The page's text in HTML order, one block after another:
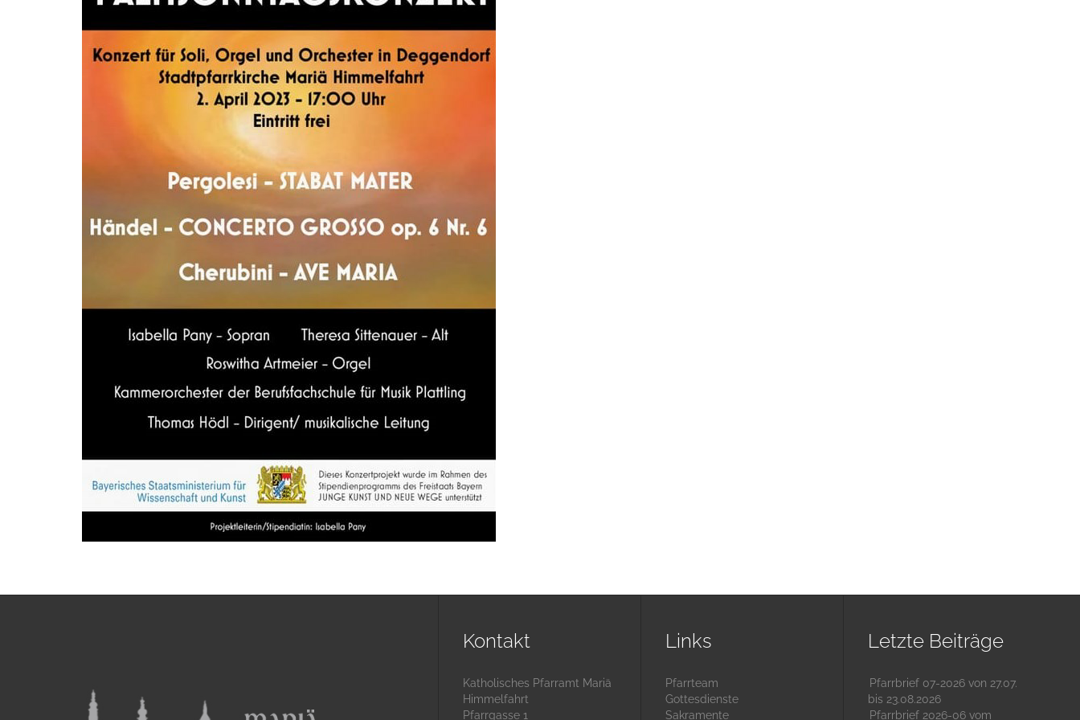
Kontakt
Katholisches Pfarramt Mariä
Himmelfahrt
Pfarrgasse 1
Links
Pfarrteam
Gottesdienste
Sakramente
Letzte Beiträge
Pfarrbrief 07-2026 von 27.07.
bis 23.08.2026
Pfarrbrief 2026-06 vom